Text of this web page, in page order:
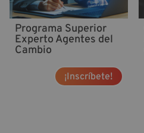
Programa Superior
Experto Agentes del
Cambio
¡Inscríbete!